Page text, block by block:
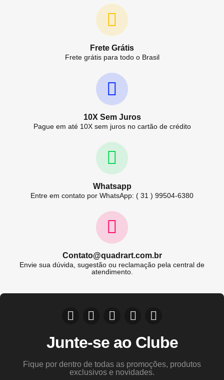
Frete Grátis
Frete grátis para todo o Brasil
10X Sem Juros
Pague em até 10X sem juros no cartão de crédito
Whatsapp
Entre em contato por WhatsApp: ( 31 ) 99504-6380
Contato@quadrart.com.br
Envie sua dúvida, sugestão ou reclamação pela central de
atendimento.
Junte-se ao Clube
Fique por dentro de todas as promoções, produtos
exclusivos e novidades.